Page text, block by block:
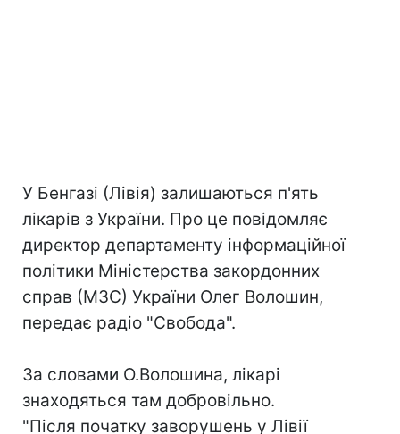
У Бенгазі (Лівія) залишаються п'ять
лікарів з України. Про це повідомляє
директор департаменту інформаційної
політики Міністерства закордонних
справ (МЗС) України Олег Волошин,
передає радіо "Свобода".
За словами О.Волошина, лікарі
знаходяться там добровільно.
"Після початку заворушень у Лівії